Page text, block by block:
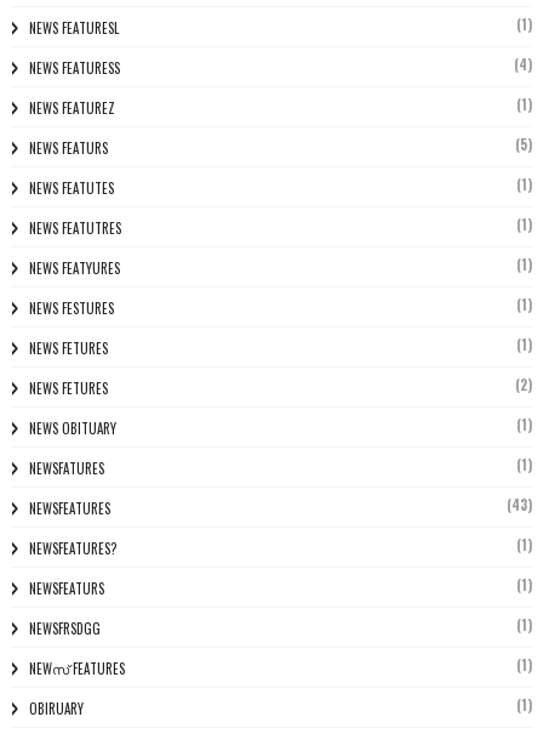
NEWS FEATURESL (1)
NEWS FEATURESS (4)
NEWS FEATUREZ (1)
NEWS FEATURS (5)
NEWS FEATUTES (1)
NEWS FEATUTRES (1)
NEWS FEATYURES (1)
NEWS FESTURES (1)
NEWS FETURES (1)
NEWS FETURES (2)
NEWS OBITUARY (1)
NEWSFATURES (1)
NEWSFEATURES (43)
NEWSFEATURES? (1)
NEWSFEATURS (1)
NEWSFRSDGG (1)
NEWസ് FEATURES (1)
OBIRUARY (1)